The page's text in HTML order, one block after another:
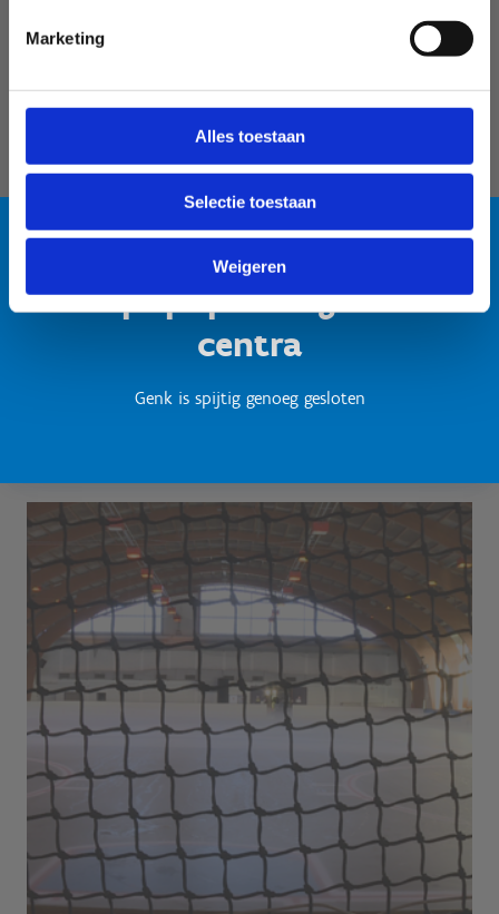
Marketing
Alles toestaan
Selectie toestaan
Weigeren
Test popup titel gesloten
centra
Genk is spijtig genoeg gesloten